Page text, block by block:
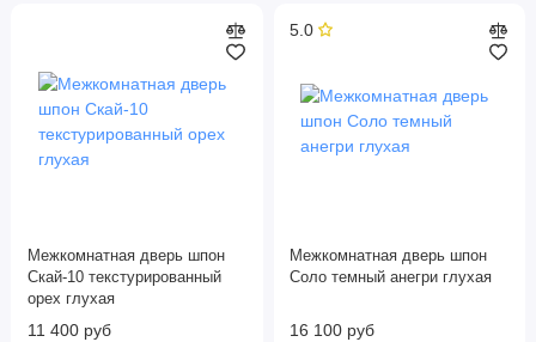
Межкомнатная дверь шпон
Скай-10 текстурированный
орех глухая
11 400 руб
5.0
Межкомнатная дверь шпон
Соло темный анегри глухая
16 100 руб